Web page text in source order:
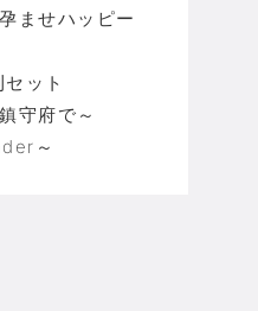
ませハッピー
ット
守府で～
～